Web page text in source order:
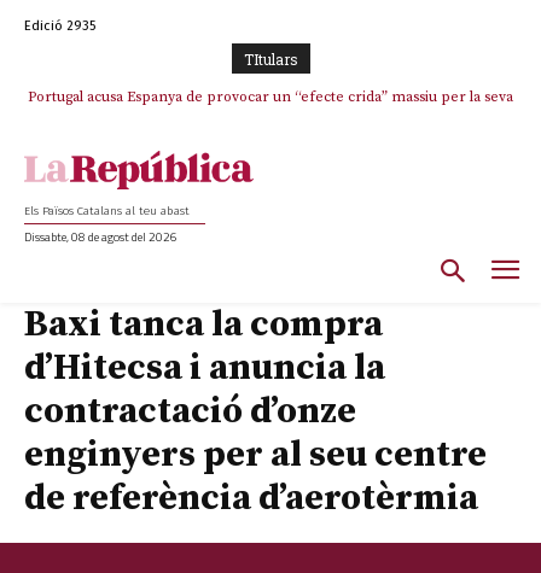
Edició 2935
TItulars
Portugal acusa Espanya de provocar un “efecte crida” massiu per la seva
Els Països Catalans al teu abast
Dissabte, 08 de agost del 2026
Baxi tanca la compra
d’Hitecsa i anuncia la
contractació d’onze
enginyers per al seu centre
de referència d’aerotèrmia